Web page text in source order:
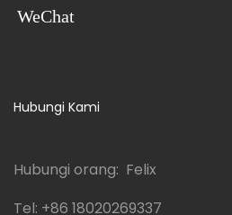
WeChat
Hubungi Kami
Hubungi orang: Felix
Tel: +86 18020269337